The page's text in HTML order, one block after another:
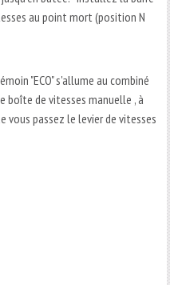
au point mort (position N
"ECO" s'allume au combiné
boîte de vitesses manuelle , à
vous passez le levier de vitesses